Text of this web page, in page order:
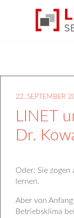
22. SEPTEMBER
LINET
Dr.
Oder: Sie zogen
lernen.
Aber von
Betriebsklima